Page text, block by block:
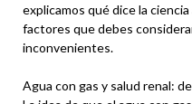
explicamos qué dice la
factores que debes
inconvenientes.
Agua con gas y salud renal: